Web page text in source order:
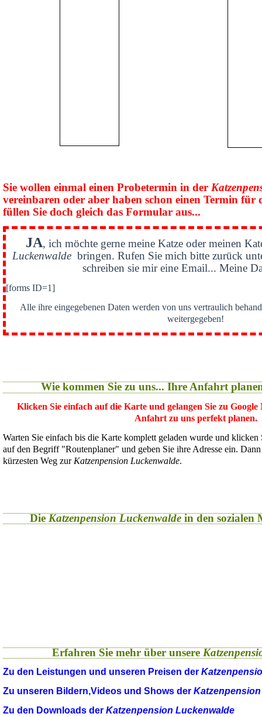
Sie wollen einmal einen Probetermin in der
vereinbaren oder aber haben schon einen Termin für
füllen Sie doch gleich das Formular aus...
JA, ich möchte gerne meine Katze oder meinen
Luckenwaldebringen. Rufen Sie mich bitte zurück
schreiben sie mir eine Email... Meine
[forms ID=1]
Alle ihre eingegebenen Daten werden von uns vertraulich
weitergegeben!
Wie kommen Sie zu uns... Ihre Anfahrt
Klicken Sie einfach auf die Karte und gelangen Sie zu
Anfahrt zu uns perfekt planen.
Warten Sie einfach bis die Karte komplett geladen wurde und
auf den Begriff "Routenplaner" und geben Sie ihre Adresse ein.
kürzesten Weg zur Katzenpension Luckenwalde.
Die Katzenpension Luckenwaldein den sozialen
Erfahren Sie mehr über unsere
Zu den Leistungen und unseren Preisen der
Zu unseren Bildern,Videos und Shows der
Zu den Downloads der Katzenpension Luckenwalde